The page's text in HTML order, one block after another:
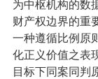
为中枢机构的数
财产权边界的重
一种遵循比例原
化正义价值之表
目标下同案同判